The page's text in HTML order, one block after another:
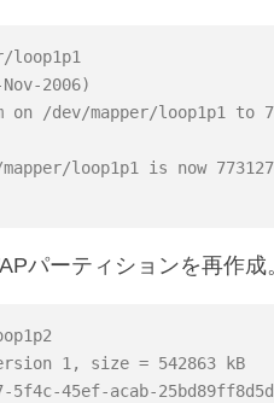
loop1p1
2006)
/dev/mapper/loop1p1 to
loop1p1 is now
パーティションを再作成
1, size = 542863 kB
5f4c-45ef-acab-25bd89ff8d5d